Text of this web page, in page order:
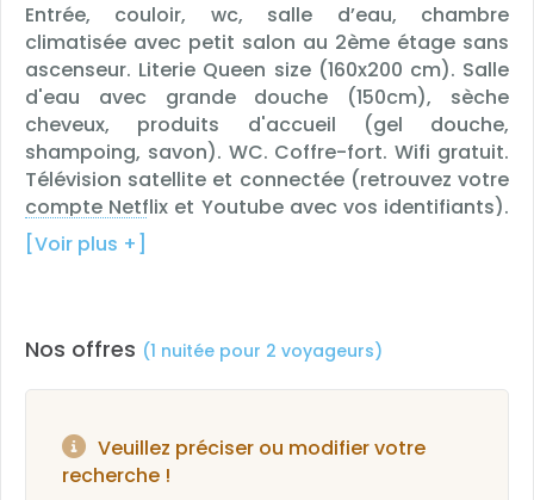
Entrée, couloir, wc, salle d’eau, chambre
climatisée avec petit salon au 2ème étage sans
ascenseur. Literie Queen size (160x200 cm). Salle
d'eau avec grande douche (150cm), sèche
cheveux, produits d'accueil (gel douche,
shampoing, savon). WC. Coffre-fort. Wifi gratuit.
Télévision satellite et connectée (retrouvez votre
compte Netflix et Youtube avec vos identifiants).
Accès aux chaines Canal+, Canal Foot, Canal
Sport, Canal Sport 360, Canal Cinéma et Golf+.
[Voir plus +]
Nos offres (1 nuitée pour 2 voyageurs)
Veuillez préciser ou modifier votre
recherche !